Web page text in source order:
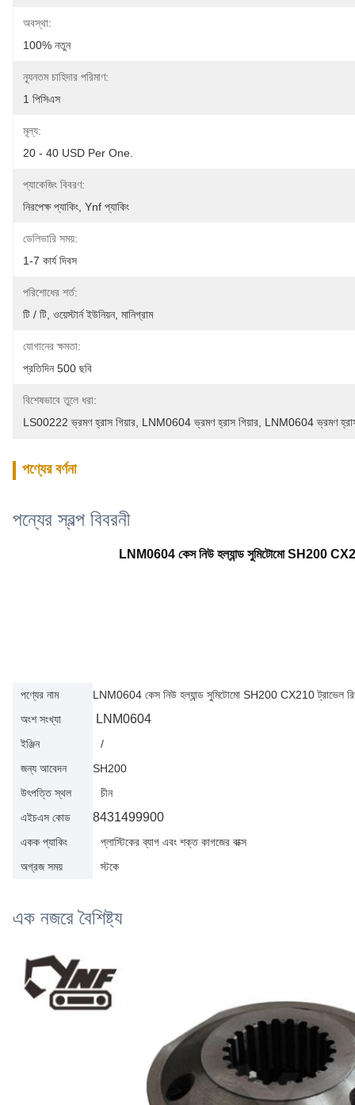
অবস্থা:
100% নতুন
ন্যূনতম চাহিদার পরিমাণ:
1 পিসিএস
মূল্য:
20 - 40 USD Per One.
প্যাকেজিং বিবরণ:
নিরপেক্ষ প্যাকিং, Ynf প্যাকিং
ডেলিভারি সময়:
1-7 কার্য দিবস
পরিশোধের শর্ত:
টি / টি, ওয়েস্টার্ন ইউনিয়ন, মানিগ্রাম
যোগানের ক্ষমতা:
প্রতিদিন 500 ছবি
বিশেষভাবে তুলে ধরা:
LS00222 ভ্রমণ হ্রাস গিয়ার LNM0604 ভ্রমণ হ্রাস গিয়ার LNM0604 ভ্রমণ
পণ্যের বর্ণনা
পন্যের স্বল্প বিবরনী
LNM0604 কেস নিউ হল্যান্ড সুমিটোমো SH200
পণ্যের নাম
LNM0604 কেস নিউ হল্যান্ড সুমিটোমো SH200 CX210
অংশ সংখ্যা
LNM0604
ইঞ্জিন
/
জন্য আবেদন
SH200
উৎপত্তি স্থল
চীন
এইচএস কোড
8431499900
একক প্যাকিং
প্লাস্টিকের ব্যাগ এবং শক্ত কাগজের বাক্স
অগ্রজ সময়
স্টকে
এক নজরে বৈশিষ্ট্য